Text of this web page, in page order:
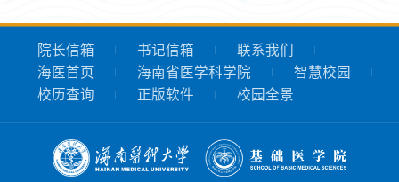
院长信箱 书记信箱
联系我们
海医首页
海南省医学科学院
智慧校园
校历查询
正版软件 校园全景